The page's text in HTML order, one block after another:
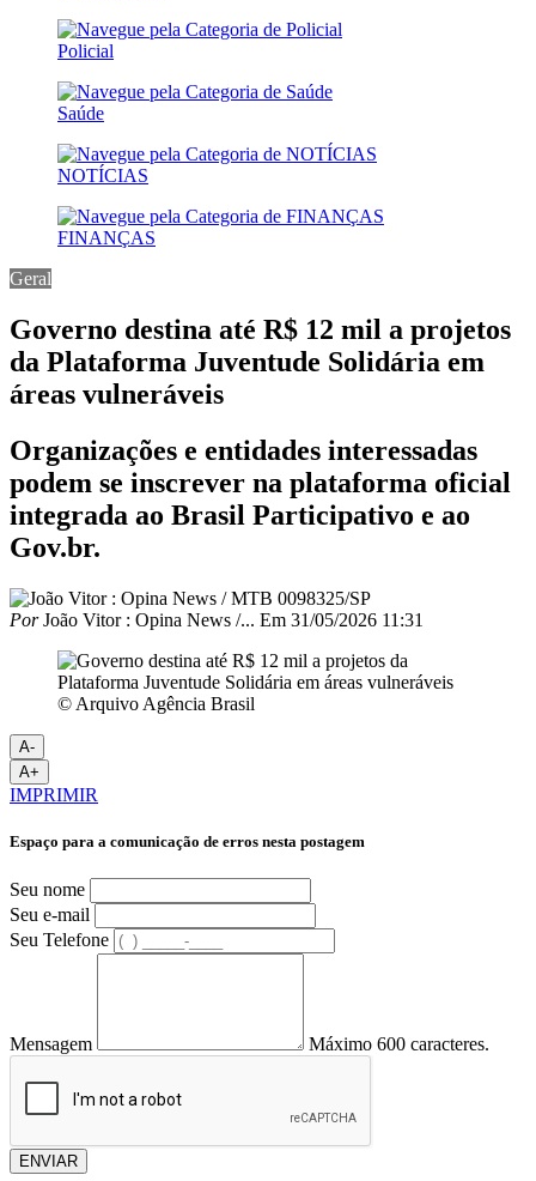
Policial
Saúde
NOTÍCIAS
FINANÇAS
Geral
Governo destina até R$ 12 mil a projetos
da Plataforma Juventude Solidária em
áreas vulneráveis
Organizações e entidades interessadas
podem se inscrever na plataforma oficial
integrada ao Brasil Participativo e ao
Gov.br.
PorJoão Vitor : Opina News /... Em 31/05/2026 11:31
© Arquivo Agência Brasil
A-
A+
IMPRIMIR
Espaço para a comunicação de erros nesta postagem
Seu nome
Seu e-mail
Seu Telefone
Mensagem Máximo 600 caracteres.
ENVIAR